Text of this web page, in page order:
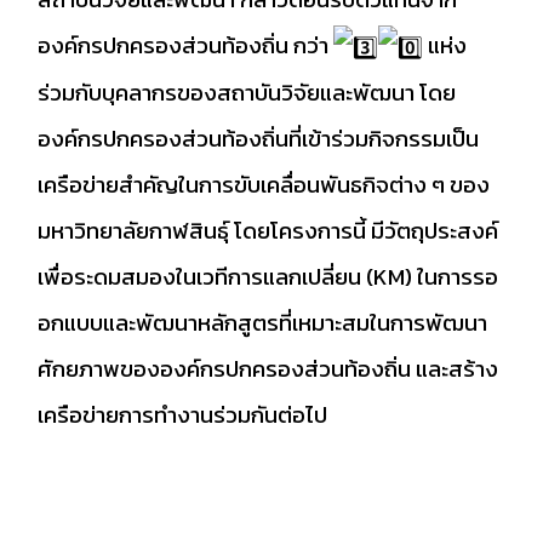
องค์กรปกครองส่วนท้องถิ่น กว่า
แห่ง
ร่วมกับบุคลากรของสถาบันวิจัยและพัฒนา โดย
องค์กรปกครองส่วนท้องถิ่นที่เข้าร่วมกิจกรรมเป็น
เครือข่ายสำคัญในการขับเคลื่อนพันธกิจต่าง ๆ ของ
มหาวิทยาลัยกาฬสินธุ์ โดยโครงการนี้ มีวัตถุประสงค์
เพื่อระดมสมองในเวทีการแลกเปลี่ยน (KM) ในการรอ
อกแบบและพัฒนาหลักสูตรที่เหมาะสมในการพัฒนา
ศักยภาพขององค์กรปกครองส่วนท้องถิ่น และสร้าง
เครือข่ายการทำงานร่วมกันต่อไป